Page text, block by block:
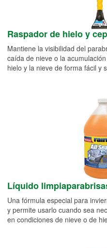
Raspador de hielo y
Mantiene la visibilidad del
caída de nieve o la
hielo y la nieve de forma fácil y
Líquido
Una fórmula especial para
y permite usarlo cuando sea
en condiciones de nieve o de